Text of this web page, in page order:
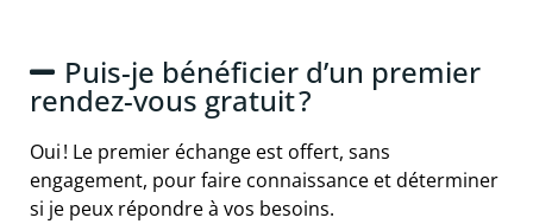
Puis-je bénéficier d’un premier
rendez-vous gratuit ?
Oui ! Le premier échange est offert, sans
engagement, pour faire connaissance et déterminer
si je peux répondre à vos besoins.